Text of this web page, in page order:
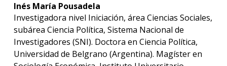
Inés María Pousadela
Investigadora nivel Iniciación, área Ciencias Sociales,
subárea Ciencia Política, Sistema Nacional de
Investigadores (SNI). Doctora en Ciencia Política,
Universidad de Belgrano (Argentina). Magíster en